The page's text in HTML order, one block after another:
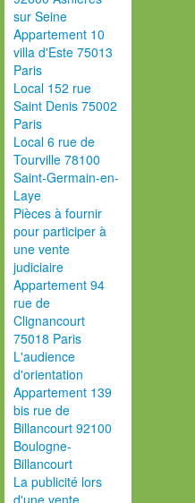
sur Seine
Appartement 10
villa d'Este 75013
Paris
Local 152 rue
Saint Denis 75002
Paris
Local 6 rue de
Tourville 78100
Saint-Germain-en-
Laye
Pièces à fournir
pour participer à
une vente
judiciaire
Appartement 94
rue de
Clignancourt
75018 Paris
L'audience
d'orientation
Appartement 139
bis rue de
Billancourt 92100
Boulogne-
Billancourt
La publicité lors
d'une vente